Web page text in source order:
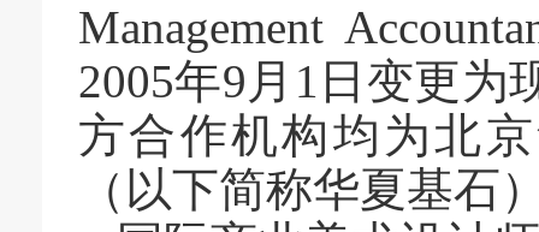
Management
2005年9月1日变更为
方合作机构均为北
（以下简称华夏基石